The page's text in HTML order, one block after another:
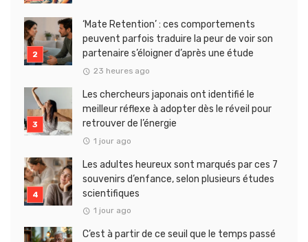
‘Mate Retention’ : ces comportements
peuvent parfois traduire la peur de voir son
partenaire s’éloigner d’après une étude
23 heures ago
Les chercheurs japonais ont identifié le
meilleur réflexe à adopter dès le réveil pour
retrouver de l’énergie
1 jour ago
Les adultes heureux sont marqués par ces 7
souvenirs d’enfance, selon plusieurs études
scientifiques
1 jour ago
C’est à partir de ce seuil que le temps passé